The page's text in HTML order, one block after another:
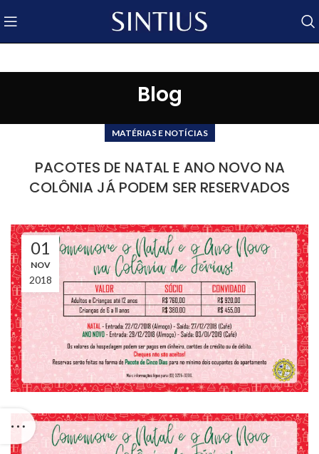
Blog
MATÉRIAS E NOTÍCIAS
PACOTES DE NATAL E ANO NOVO NA
COLÔNIA JÁ PODEM SER RESERVADOS
01
NOV
2018